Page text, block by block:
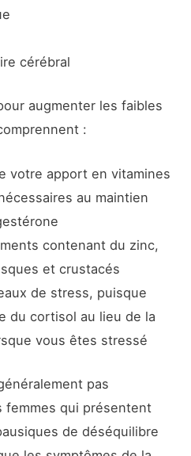
cérébral
augmenter les faibles
:
votre apport en vitamines
au maintien
contenant du zinc,
et crustacés
de stress, puisque
du cortisol au lieu de la
vous êtes stressé
pas
femmes qui présentent
de déséquilibre